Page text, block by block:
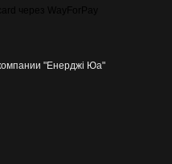
"Енерджі Юа"